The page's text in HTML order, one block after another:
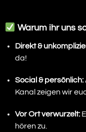
Warum ihr uns
Direkt &
da!
Social & persönlich:
Kanal zeigen wir
Vor Ort verwurzelt:
hören zu.